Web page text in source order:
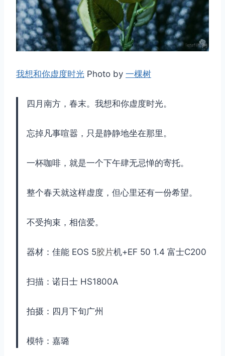
我想和你虚度时光 Photo by 一棵树
四月南方，春末。我想和你虚度时光。
忘掉凡事喧嚣，只是静静地坐在那里。
一杯咖啡，就是一个下午肆无忌惮的寄托。
整个春天就这样虚度，但心里还有一份希望。
不受拘束，相信爱。
器材：佳能 EOS 5胶片机+EF 50 1.4 富士C200
扫描：诺日士 HS1800A
拍摄：四月下旬广州
模特：嘉璐